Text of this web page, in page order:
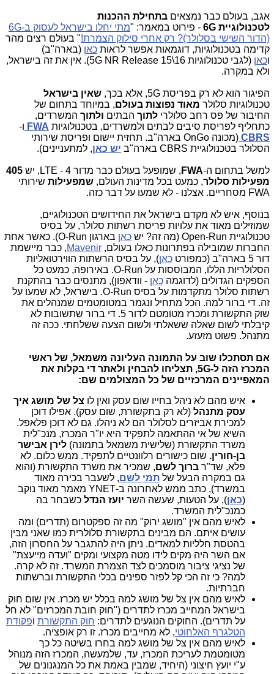
אגב, בעולם כבר נמצאים בתחילת ההכנות
לטכנולוגיית 6G - פירוט במאמר: "
מתי יחלו בישראל לעסוק ב-6G
(הדור השישי בסלולר)? רק אחרי סילוק הצמרת!" בעולם רצים מהר
קדימה בטכנולוגיות, דוגמאות אפשר לראות כאן (בארה"ב)
וכאן (לגבי טכנולוגיות 5G NR Release 15\16).
אין את זה בישראל,
ולא במקרה.
הפיגור הוא לא רק בפריסת 5G, אלא בכך,
שאין בישראל
טכנולוגיות סלולר מאוד נפוצות בעולם, במיוחד בתחום של
החיבור של פס רחב סלולרי לתוך הבתים ולתוך המשרדים,
כתחליף לפריסת סיבים לבתים ולמשרדים, בטכנולוגיות FWA ו-
CBRS (מכונה OnGo בארה"ב.
תחזית יישום ופריסת שירותי
הסלולר בטכנולוגיית CBRS בארה"ב
יש כאן, למתעניינים).
למשל בתחום ה-FWA , שמופעל בעולם כבר מדור 4 - LTE, יש
405
מפעילות סלולר, כמעט בכל מדינות העולם, שמפעילות שירותי
FWA מסחריים. אצלנו - לא שמעו על דבר כזה.
בנוסף, איש לא מקדם בישראל את החידושים הטכנולוגיים,
שמוזילים מאוד את עלויות פריסת רשתות סלולר, על בסיס
טכנולוגיית Open-Run (מה זה? יש
כאן
בארגון O-Run). כאשר אחת
החברות שמובילה בפתרונות כאלו בעולם, Mavenir, כבר מיישמת
דור 5 בארה"ב (כמפורט
כאן), על בסיס הרשתות הווירטואליות
הסלולריות הללו, המבוססות על O-Run. באירופה, כמעט כל
הספקים הגדולים (לדוגמה כאן - וודאפון), מתנסים כבר בהתקנת
רשתות סלולר מתקדמות על בסיס O-Run. בישראל, לא שמעו על
זה. די ברור למה. הכל מתחיל ונגמר במטומטמים שמנהלים את
שוק התקשורת ומכרז מטומטם לדור 5. די ברור שתשובות לא
קיבלתי לשום שאלה ששאלתי ולשום הצעה ששלחתי. ככה זה
מתנהל. פשוט מזעזע.
אם תסתכלו שוב על התמונה העליונה משמאל, של ראשי
המכרז הזה ל-5G, תצליחו להבחין ולאתר די בקלות את
המאפיינים המרכזיים של כל המצולמים שם:
איש מהם לא ניהל בחייו שום עסק ואין לו צל של מושג איך
עסק מתנהל (לא רק בתקשורת, שום עסק). אפילו דוכן
למכירת אביזרים לסלולר הם לא ניהלו. גם לא דוכן פלאפל.
השיא של אי ההתאמה לתפקיד היא יו"ר המכרז, מנכ"לית
משרד התקשורת (שלישית משמאל בתמונה) לירן אבישר
בן-חורין. שום כישורים רלוונטיים לתפקיד. ממש כלום. לא
פלא, שד"ר ברוך לשם, שמכיר את משרד התקשורת (והוא
גם במקרה הבעל של תמי לשם, לשעבר בכירה מאוד
במשרד), כתב ממש לאחרונה ב-YNET מאמר מאוד נוקב
(כאן), על הטעות, שעשה השר יועז הנדל כשבחר בה
כמנכ"לית המשרד.
לאיש מהם אין "מושג ירוק" מה זה ספקטרום (תדרים) ומה
עושים איתם. הם מבינים בתקשורת סלולרית כמו שאני מבין
בהטסת חלליות למאדים. ניתן היה להתגבר על החסרון הזה,
אם השר היה מקים לידו מטה מקצועי ומקים "ועדה מייעצת"
של נציגי ציבור מוסמכים לצד הצמרת המשרד. זה לא קרה.
למה? כי זה הכי קל לפזר ספינים בכלי התקשורת וברשתות
חברתיות.
לאיש מהם אין צל של מושג למה בכלל יש מכרז. אין שום חוק
בישראל המחייב מכרז לתדרים ("חוק חובת המכרזים" לא חל
על תדרים). החוקים הנוגעים לתדרים: חוק התקשורת ופקודת
הטלגרף האלחוטי, לא מחייבים מכרז. זו רק אופציה.
לאיש מהם אין צל של מושג למה בחרו בשיטה כל כך
מטומטמת לעריכת המכרז, עד, שלמעשה, המכרז הזה מנוהל
ע"י יועץ חיצוני (היחיד, שמבין באמת את כל המנגנונים של